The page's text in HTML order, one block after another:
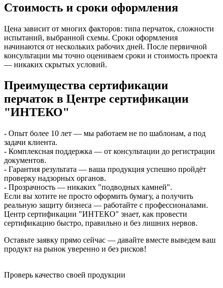
Стоимость и сроки оформления
Цена зависит от многих факторов: типа перчаток, сложности
испытаний, выбранной схемы. Сроки оформления
начинаются от нескольких рабочих дней. После первичной
консультации мы точно оцениваем сроки и стоимость проекта
— никаких скрытых условий.
Преимущества сертификации
перчаток в Центре сертификации
"ИНТЕКО"
- Опыт более 10 лет — мы работаем не по шаблонам, а под
задачи клиента.
- Комплексная поддержка — от консультации до регистрации
документов.
- Гарантия результата — ваша продукция успешно пройдёт
проверку надзорных органов.
- Прозрачность — никаких "подводных камней".
Если вы хотите не просто оформить бумагу, а получить
реальную защиту бизнеса — работайте с профессионалами.
Центр сертификации "ИНТЕКО" знает, как провести
сертификацию быстро, правильно и без лишних нервов.
Оставьте заявку прямо сейчас — давайте вместе выведем ваш
продукт на рынок уверенно и без рисков!
Проверь качество своей продукции